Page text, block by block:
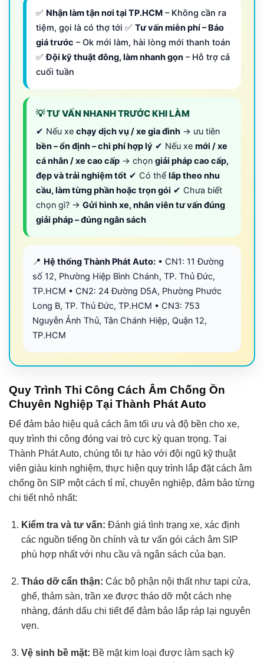
✅ Nhận làm tận nơi tại TP.HCM – Không cần ra
tiệm, gọi là có thợ tới ✅ Tư vấn miễn phí – Báo
giá trước – Ok mới làm, hài lòng mới thanh toán
✅Đội kỹ thuật đông, làm nhanh gọn – Hỗ trợ cả
cuối tuần
💡 TƯ VẤN NHANH TRƯỚC KHI LÀM
✔ Nếu xe chạy dịch vụ / xe gia đình → ưu tiên
bền – ổn định – chi phí hợp lý ✔ Nếu xe mới / xe
cá nhân / xe cao cấp → chọn giải pháp cao cấp,
đẹp và trải nghiệm tốt ✔ Có thể lắp theo nhu
cầu, làm từng phần hoặc trọn gói ✔ Chưa biết
chọn gì? → Gửi hình xe, nhân viên tư vấn đúng
giải pháp – đúng ngân sách
📍 Hệ thống Thành Phát Auto: • CN1: 11 Đường
số 12, Phường Hiệp Bình Chánh, TP. Thủ Đức,
TP.HCM • CN2: 24 Đường D5A, Phường Phước
Long B, TP. Thủ Đức, TP.HCM • CN3: 753
Nguyễn Ảnh Thủ, Tân Chánh Hiệp, Quận 12,
TP.HCM
Quy Trình Thi Công Cách Âm Chống Ồn
Chuyên Nghiệp Tại Thành Phát Auto
Để đảm bảo hiệu quả cách âm tối ưu và độ bền cho xe,
quy trình thi công đóng vai trò cực kỳ quan trọng. Tại
Thành Phát Auto, chúng tôi tự hào với đội ngũ kỹ thuật
viên giàu kinh nghiệm, thực hiện quy trình lắp đặt cách âm
chống ồn SIP một cách tỉ mỉ, chuyên nghiệp, đảm bảo từng
chi tiết nhỏ nhất:
Kiểm tra và tư vấn: Đánh giá tình trạng xe, xác định
các nguồn tiếng ồn chính và tư vấn gói cách âm SIP
phù hợp nhất với nhu cầu và ngân sách của bạn.
Tháo dỡ cẩn thận: Các bộ phận nội thất như tapi cửa,
ghế, thảm sàn, trần xe được tháo dỡ một cách nhẹ
nhàng, đánh dấu chi tiết để đảm bảo lắp ráp lại nguyên
vẹn.
Vệ sinh bề mặt: Bề mặt kim loại được làm sạch kỹ